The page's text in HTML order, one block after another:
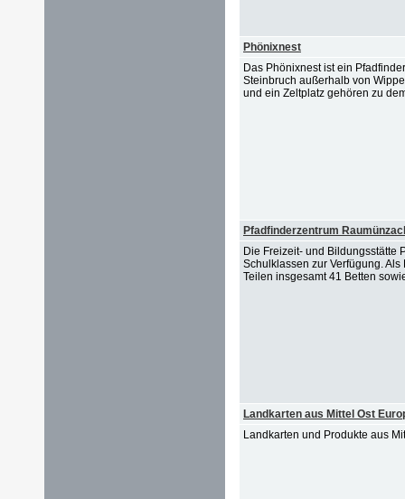
Phönixnest
Das Phönixnest ist ein
Steinbruch außerhalb von
und ein Zeltplatz gehören zu
Pfadfinderzentrum
Die Freizeit- und Bildungsstätte
Schulklassen zur Verfügung.
Teilen insgesamt 41 Betten
Landkarten aus Mittel Ost
Landkarten und Produkte aus